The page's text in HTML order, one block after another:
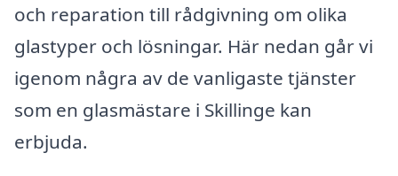
och reparation till rådgivning om olika
glastyper och lösningar. Här nedan går vi
igenom några av de vanligaste tjänster
som en glasmästare i Skillinge kan
erbjuda.